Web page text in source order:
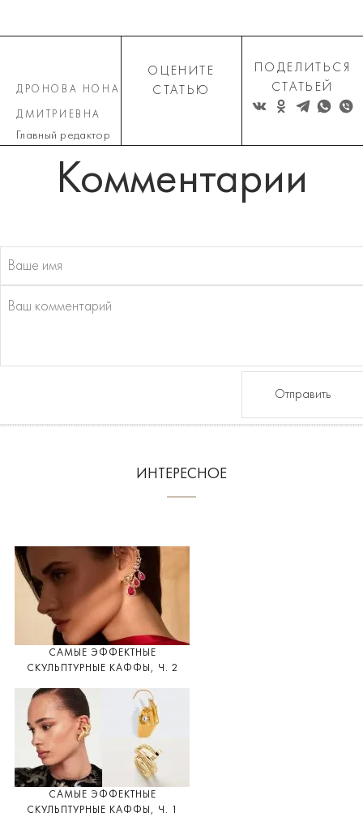
ДРОНОВА НОНА
ДМИТРИЕВНА
Главный редактор
ОЦЕНИТЕ
СТАТЬЮ
ПОДЕЛИТЬСЯ
СТАТЬЕЙ
Комментарии
Отправить
ИНТЕРЕСНОЕ
САМЫЕ ЭФФЕКТНЫЕ
СКУЛЬПТУРНЫЕ КАФФЫ, Ч. 2
САМЫЕ ЭФФЕКТНЫЕ
СКУЛЬПТУРНЫЕ КАФФЫ, Ч. 1